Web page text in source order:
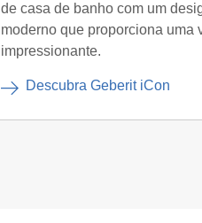
de casa de banho com um
moderno que proporciona uma
impressionante.
Descubra Geberit iCon